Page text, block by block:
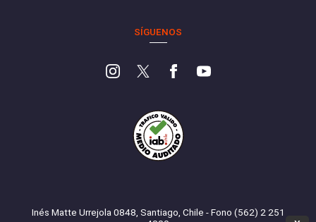
SÍGUENOS
Inés Matte Urrejola 0848, Santiago, Chile - Fono (562) 2 251